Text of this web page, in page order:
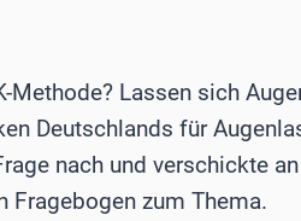
Methode? Lassen sich
Deutschlands für
nach und verschickte
Fragebogen zum Thema.